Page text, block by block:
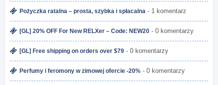
Pożyczka ratalna – prosta, szybka i spłacalna - 1 komentarz
[GL] 20% OFF For New RELXer – Code: NEW20 - 0 komentarzy
[GL] Free shipping on orders over $79 - 0 komentarzy
Perfumy i feromony w zimowej ofercie -20% - 0 komentarzy